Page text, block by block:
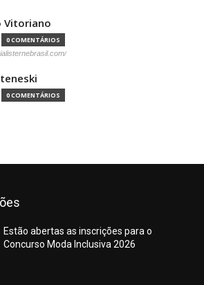
Vitoriano
0 COMENTÁRIOS
0 COMENTÁRIOS
Estão abertas as inscrições para o
Concurso Moda Inclusiva 2026